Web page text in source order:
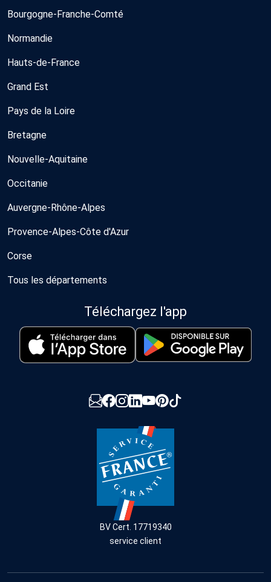
Bourgogne-Franche-Comté
Normandie
Hauts-de-France
Grand Est
Pays de la Loire
Bretagne
Nouvelle-Aquitaine
Occitanie
Auvergne-Rhône-Alpes
Provence-Alpes-Côte d'Azur
Corse
Tous les départements
Téléchargez l'app
BV Cert. 17719340
service client